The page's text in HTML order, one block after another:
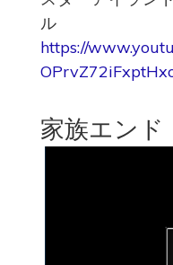
ル
https://
家族エンド